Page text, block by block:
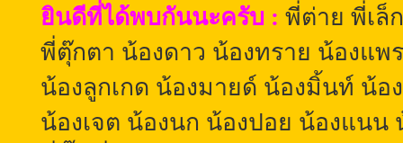
ยินดีที่ได้พบกันนะครับ : พี่ต่าย พี่เล็
พี่ตุ๊กตา น้องดาว น้องทราย น้องแพ
น้องลูกเกด น้องมายด์ น้องมิ้นท์ น้อ
น้องเจต น้องนก น้องปอย น้องแนน